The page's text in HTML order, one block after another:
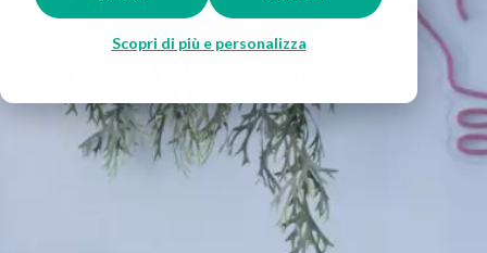
Scopri di più e personalizza